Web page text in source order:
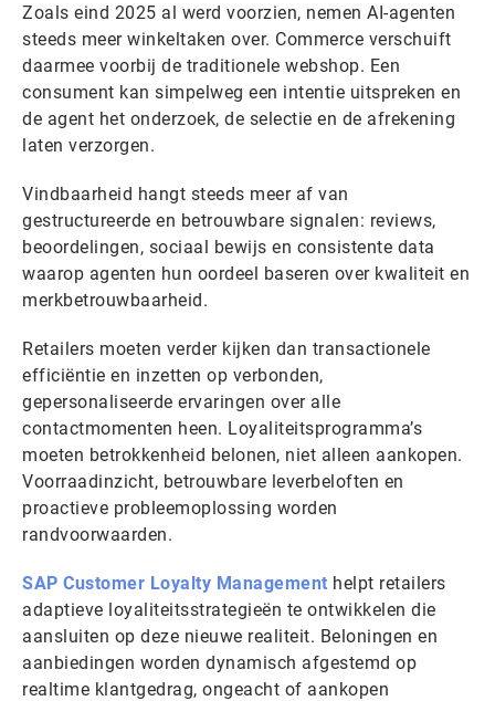
Zoals eind 2025 al werd voorzien, nemen AI-agenten
steeds meer winkeltaken over. Commerce verschuift
daarmee voorbij de traditionele webshop. Een
consument kan simpelweg een intentie uitspreken en
de agent het onderzoek, de selectie en de afrekening
laten verzorgen.
Vindbaarheid hangt steeds meer af van
gestructureerde en betrouwbare signalen: reviews,
beoordelingen, sociaal bewijs en consistente data
waarop agenten hun oordeel baseren over kwaliteit en
merkbetrouwbaarheid.
Retailers moeten verder kijken dan transactionele
efficiëntie en inzetten op verbonden,
gepersonaliseerde ervaringen over alle
contactmomenten heen. Loyaliteitsprogramma’s
moeten betrokkenheid belonen, niet alleen aankopen.
Voorraadinzicht, betrouwbare leverbeloften en
proactieve probleemoplossing worden
randvoorwaarden.
SAP Customer Loyalty Management helpt retailers
adaptieve loyaliteitsstrategieën te ontwikkelen die
aansluiten op deze nieuwe realiteit. Beloningen en
aanbiedingen worden dynamisch afgestemd op
realtime klantgedrag, ongeacht of aankopen